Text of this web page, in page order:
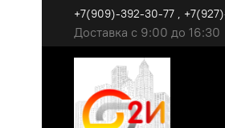
Доставка с 9:00 до 16:30
+7(909)-392-30-77 ,